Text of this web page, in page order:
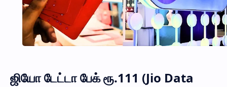
ஜியோ டேட்டா பேக் ரூ.111 (Jio Data